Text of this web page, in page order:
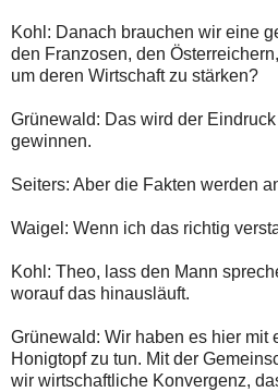
Kohl: Danach brauchen wir eine
den Franzosen, den
um deren Wirtschaft zu stärken?
Grünewald: Das wird der
gewinnen.
Seiters: Aber die Fakten werden
Waigel: Wenn ich das richtig
Kohl: Theo, lass den Mann
worauf das hinausläuft.
Grünewald: Wir haben es hier mit
Honigtopf zu tun. Mit der
wir wirtschaftliche Konvergenz,